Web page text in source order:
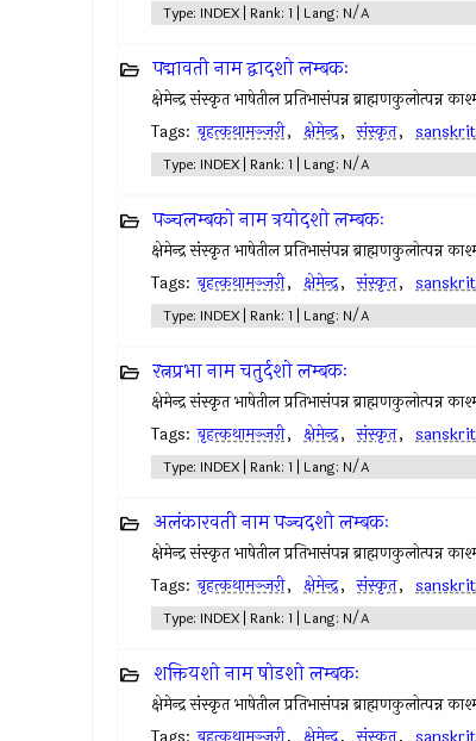
Type: INDEX | Rank: 1 | Lang: N/A
पद्मावती नाम द्वादशो लम्बकः
क्षेमेन्द्र संस्कृत भाषेतील प्रतिभासंपन्न ब्राह्मणकुलोत्पन्न
Tags: बृहत्कथामञ्जरी, क्षेमेन्द्र, संस्कृत, sanskrit
Type: INDEX | Rank: 1 | Lang: N/A
पञ्चलम्बको नाम त्रयोदशो लम्बकः
क्षेमेन्द्र संस्कृत भाषेतील प्रतिभासंपन्न ब्राह्मणकुलोत्पन्न
Tags: बृहत्कथामञ्जरी, क्षेमेन्द्र, संस्कृत, sanskrit
Type: INDEX | Rank: 1 | Lang: N/A
रत्नप्रभा नाम चतुर्दशो लम्बकः
क्षेमेन्द्र संस्कृत भाषेतील प्रतिभासंपन्न ब्राह्मणकुलोत्पन्न
Tags: बृहत्कथामञ्जरी, क्षेमेन्द्र, संस्कृत, sanskrit
Type: INDEX | Rank: 1 | Lang: N/A
अलंकारवती नाम पञ्चदशो लम्बकः
क्षेमेन्द्र संस्कृत भाषेतील प्रतिभासंपन्न ब्राह्मणकुलोत्पन्न
Tags: बृहत्कथामञ्जरी, क्षेमेन्द्र, संस्कृत, sanskrit
Type: INDEX | Rank: 1 | Lang: N/A
शक्तियशो नाम षोडशो लम्बकः
क्षेमेन्द्र संस्कृत भाषेतील प्रतिभासंपन्न ब्राह्मणकुलोत्पन्न